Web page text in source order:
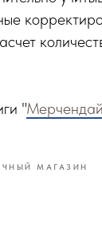
"
МАГАЗИН